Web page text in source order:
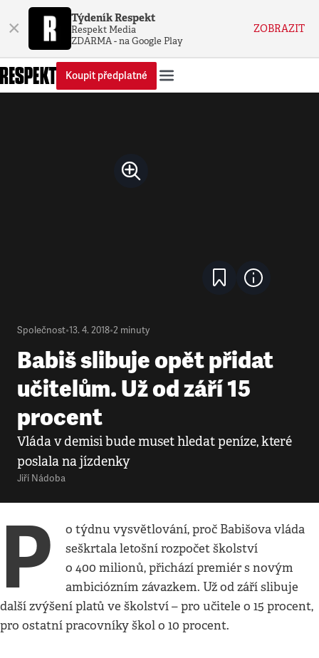
× Týdeník Respekt
Respekt Media
ZDARMA - na Google Play
ZOBRAZIT
Koupit předplatné
Společnost•13. 4. 2018•2 minuty
Babiš slibuje opět přidat
učitelům. Už od září 15
procent
Vláda v demisi bude muset hledat peníze, které
poslala na jízdenky
Jiří Nádoba
P
o týdnu vysvětlování, proč Babišova vláda
seškrtala letošní rozpočet školství
o 400 milionů, přichází premiér s novým
ambiciózním závazkem. Už od září slibuje
další zvýšení platů ve školství – pro učitele o 15 procent,
pro ostatní pracovníky škol o 10 procent.